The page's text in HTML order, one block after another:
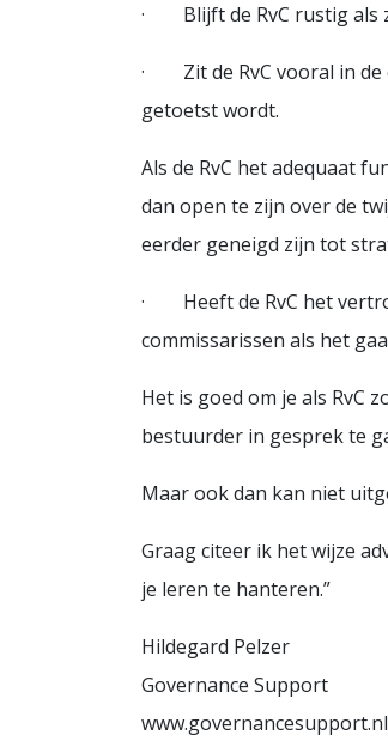
· Blijft de RvC rustig als
· Zit de RvC vooral in de
getoetst wordt.
Als de RvC het adequaat
dan open te zijn over de
eerder geneigd zijn tot
· Heeft de RvC het
commissarissen als het
Het is goed om je als RvC
bestuurder in gesprek te
Maar ook dan kan niet
Graag citeer ik het wijze
je leren te hanteren.”
Hildegard Pelzer
Governance Support
www.governancesupport.nl